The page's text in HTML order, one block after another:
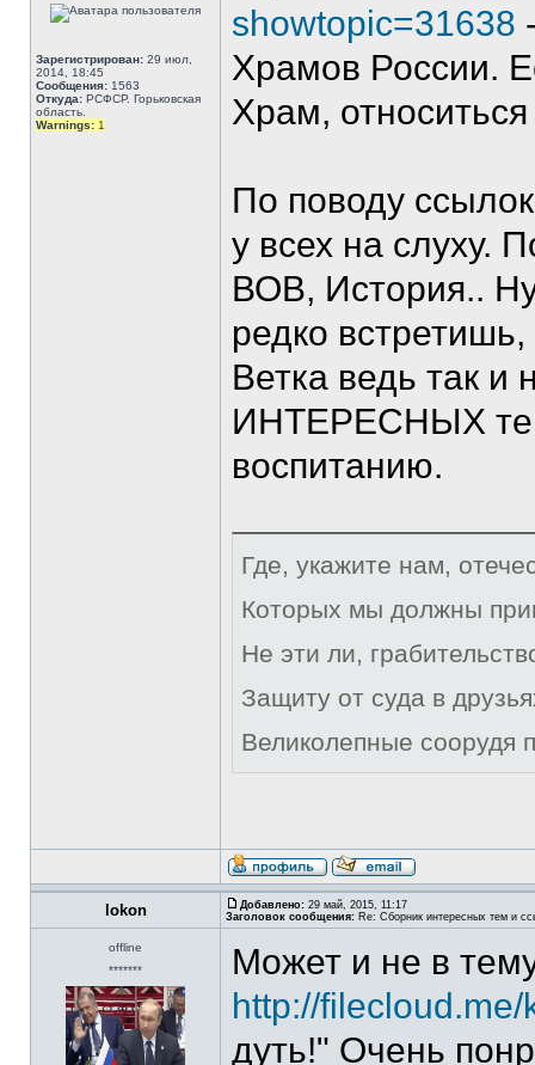
Зарегистрирован: 29 июл,
2014, 18:45
Сообщения: 1563
Откуда: РСФСР. Горьковская
область.
Warnings: 1
showtopic=31638
Храмов России.
Храм,
По поводу
у всех на слуху.
ВОВ, История..
редко
Ветка ведь так и
ИНТЕРЕСНЫХ
воспитанию.
Где, укажите нам,
Которых мы должны
Не эти ли,
Защиту от суда в
Великолепные соорудя
lokon Добавлено: 29 май, 2015, 11:17
Заголовок сообщения: Re: Сборник интересных тем и
offline
*******
Может и не в
http://
дуть!" Очень